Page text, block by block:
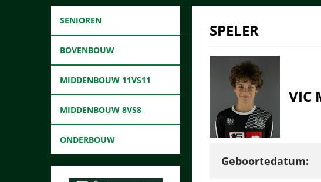
SENIOREN
BOVENBOUW
MIDDENBOUW 11VS11
MIDDENBOUW 8VS8
ONDERBOUW
SPELER
VIC
Geboortedatum